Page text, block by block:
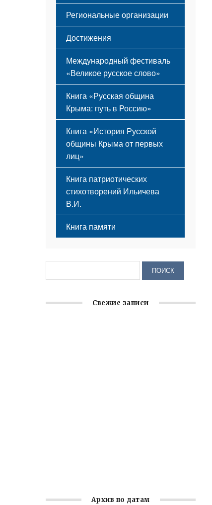
Региональные организации
Достижения
Международный фестиваль
«Великое русское слово»
Книга «Русская община
Крыма: путь в Россию»
Книга «История Русской
общины Крыма от первых
лиц»
Книга патриотических
стихотворений Ильичева
В.И.
Книга памяти
Свежие записи
Архив по датам